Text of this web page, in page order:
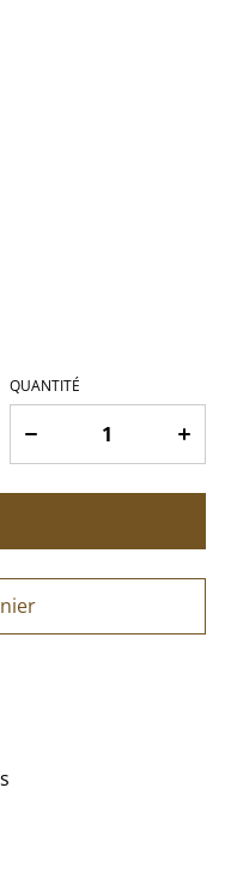
QUANTITÉ